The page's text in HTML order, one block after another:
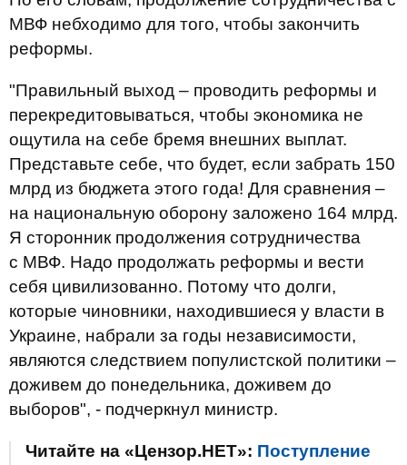
МВФ небходимо для того, чтобы закончить
реформы.
"Правильный выход – проводить реформы и
перекредитовываться, чтобы экономика не
ощутила на себе бремя внешних выплат.
Представьте себе, что будет, если забрать 150
млрд из бюджета этого года! Для сравнения –
на национальную оборону заложено 164 млрд.
Я сторонник продолжения сотрудничества
с МВФ. Надо продолжать реформы и вести
себя цивилизованно. Потому что долги,
которые чиновники, находившиеся у власти в
Украине, набрали за годы независимости,
являются следствием популистской политики –
доживем до понедельника, доживем до
выборов", - подчеркнул министр.
Читайте на «Цензор.НЕТ»: Поступление